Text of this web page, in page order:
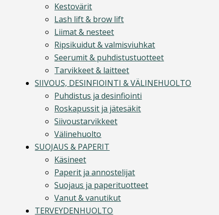
Kestovärit
Lash lift & brow lift
Liimat & nesteet
Ripsikuidut & valmisviuhkat
Seerumit & puhdistustuotteet
Tarvikkeet & laitteet
SIIVOUS, DESINFIOINTI & VÄLINEHUOLTO
Puhdistus ja desinfiointi
Roskapussit ja jätesäkit
Siivoustarvikkeet
Välinehuolto
SUOJAUS & PAPERIT
Käsineet
Paperit ja annostelijat
Suojaus ja paperituotteet
Vanut & vanutikut
TERVEYDENHUOLTO